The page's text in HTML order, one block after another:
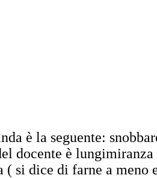
è la seguente:
docente è
( si dice di farne a meno